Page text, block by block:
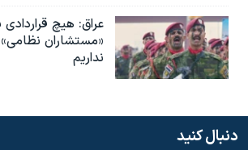
عراق: هیچ
«مستشاران
نداریم
دنبال کنید